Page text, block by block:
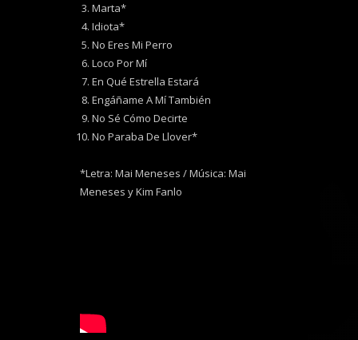
Marta*
Idiota*
No Eres Mi Perro
Loco Por Mí
En Qué Estrella Estará
Engáñame A Mí También
No Sé Cómo Decirte
No Paraba De Llover*
*Letra: Mai Meneses / Música: Mai
Meneses y Kim Fanlo